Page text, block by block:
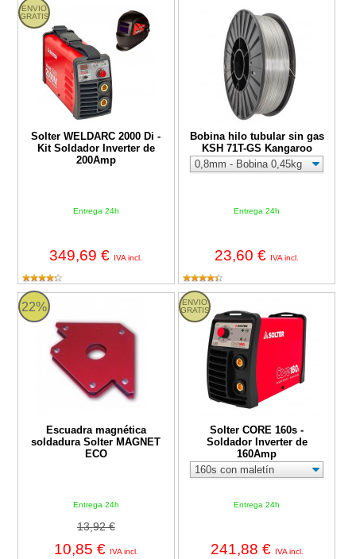
ENVIO
GRATIS
Solter WELDARC 2000 Di -
Kit Soldador Inverter de
200Amp
Entrega 24h
349,69 € IVA incl.
Solter WELDARC 2000 Di - Kit Soldador Inverter de 200Amp
Bobina hilo tubular sin gas
KSH 71T-GS Kangaroo
Entrega 24h
23,60 € IVA incl.
Bobina hilo tubular sin gas KSH
22%
Escuadra magnética
soldadura Solter MAGNET
ECO
Entrega 24h
13,92 €
10,85 € IVA incl.
Escuadra magnética soldadura Solter MAGNET ECO
ENVIO
GRATIS
Solter CORE 160s -
Soldador Inverter de
160Amp
Entrega 24h
241,88 € IVA incl.
Solter CORE 160s - Soldador